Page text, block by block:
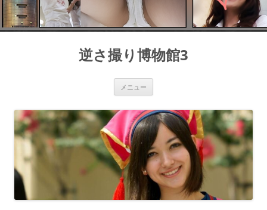
コ
プ
逆さ撮り博物館3
メニュー